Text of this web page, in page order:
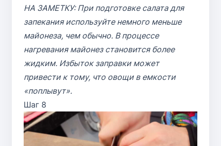
НА ЗАМЕТКУ: При подготовке салата для
запекания используйте немного меньше
майонеза, чем обычно. В процессе
нагревания майонез становится более
жидким. Избыток заправки может
привести к тому, что овощи в емкости
«поплывут».
Шаг 8